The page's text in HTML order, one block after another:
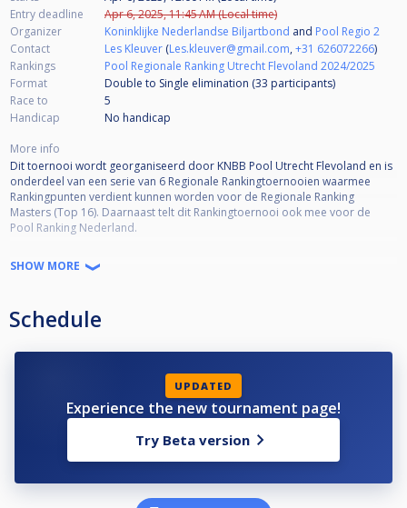
Entry deadline
Apr 6, 2025, 11:45 AM (Local time)
Organizer
Koninklijke Nederlandse Biljartbond and Pool Regio 2
Contact
Les Kleuver (Les.kleuver@gmail.com,+31 626072266)
Rankings
Pool Regionale Ranking Utrecht Flevoland 2024/2025
Format
Double to Single elimination (33 participants)
Race to
5
Handicap
No handicap
More info
Dit toernooi wordt georganiseerd door KNBB Pool Utrecht Flevoland en is
onderdeel van een serie van 6 Regionale Rankingtoernooien waarmee
Rankingpunten verdient kunnen worden voor de Regionale Ranking
Masters (Top 16). Daarnaast telt dit Rankingtoernooi ook mee voor de
Pool Ranking Nederland.
Toernooi informatie:
•Open voor alle niveaus
•Kwalificatie Masters (Top 16) 50% deelname = minimaal 3 deelnames
*De wedstrijden in de Single-KO schema worden volgens de standaarden
van Cuescore bepaald. Afhankelijk van het aantal inschrijvingen kunnen de
racelengtes en SKO-fase variëren (De wedstrijdleiding is bepalend hierin).
Voorbeeld Seeding SKO schema ‘Laatste 16’:
SHOW MORE
Schedule
UPDATED
Experience the new tournament page!
Try Beta version